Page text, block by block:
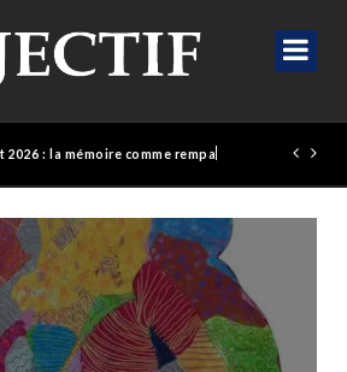
mémoire comme rempart, la justice comme horizon